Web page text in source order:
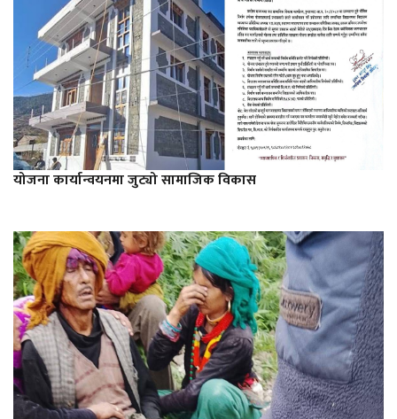
योजना कार्यान्वयनमा जुट्यो सामाजिक विकास